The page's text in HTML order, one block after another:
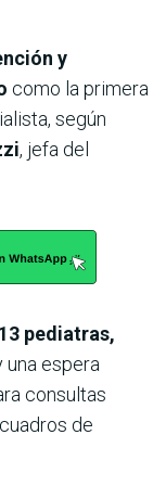
y
como la primera
según
, jefa del
pediatras,
una espera
consultas
de